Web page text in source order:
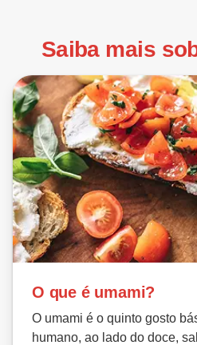
Saiba mais
O que é umami?
O umami é o quinto gosto
humano, ao lado do doce,